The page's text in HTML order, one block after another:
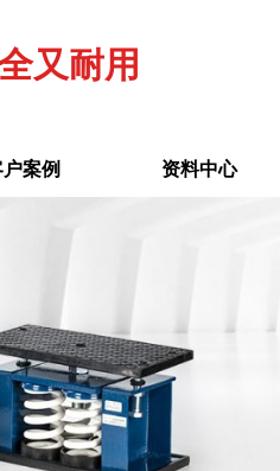
又耐用
案例 资料中心